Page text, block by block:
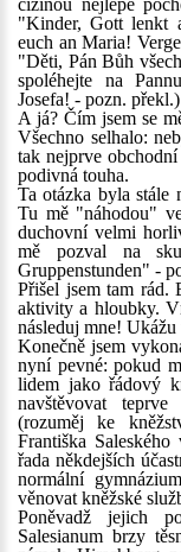
cizinou nejlépe
"Kinder, Gott lenkt
euch an Maria!
"Děti, Pán Bůh
spoléhejte na
Josefa! - pozn. překl.)
A já? Čím jsem se
Všechno selhalo:
tak nejprve
podivná touha.
Ta otázka byla stále
Tu mě "náhodou"
duchovní velmi
mě pozval na
Gruppenstunden" -
Přišel jsem tam rád.
aktivity a hloubky.
následuj mne! Ukážu
Konečně jsem
nyní pevné: pokud
lidem jako řádový
navštěvovat
(rozuměj ke
Františka
řada někdejších
normální
věnovat kněžské
Poněvadž jejich
Salesianum brzy